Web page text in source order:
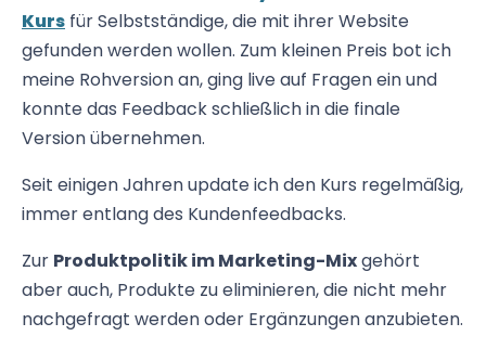
Kurs für Selbstständige, die mit ihrer Website
gefunden werden wollen. Zum kleinen Preis bot ich
meine Rohversion an, ging live auf Fragen ein und
konnte das Feedback schließlich in die finale
Version übernehmen.
Seit einigen Jahren update ich den Kurs regelmäßig,
immer entlang des Kundenfeedbacks.
Zur Produktpolitik im Marketing-Mixgehört
aber auch, Produkte zu eliminieren, die nicht mehr
nachgefragt werden oder Ergänzungen anzubieten.